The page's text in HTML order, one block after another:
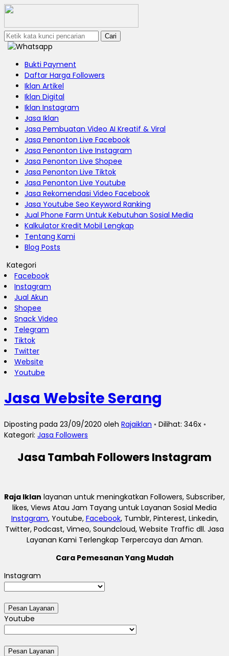
Cari
Bukti Payment
Daftar Harga Followers
Iklan Artikel
Iklan Digital
Iklan Instagram
Jasa Iklan
Jasa Pembuatan Video AI Kreatif & Viral
Jasa Penonton Live Facebook
Jasa Penonton Live Instagram
Jasa Penonton Live Shopee
Jasa Penonton Live Tiktok
Jasa Penonton Live Youtube
Jasa Rekomendasi Video Facebook
Jasa Youtube Seo Keyword Ranking
Jual Phone Farm Untuk Kebutuhan Sosial Media
Kalkulator Kredit Mobil Lengkap
Tentang Kami
Blog Posts
Kategori
Facebook
Instagram
Jual Akun
Shopee
Snack Video
Telegram
Tiktok
Twitter
Website
Youtube
Jasa Website Serang
Diposting pada 23/09/2020 oleh Rajaiklan ◦ Dilihat: 346x ◦
Kategori: Jasa Followers
Jasa Tambah Followers Instagram
Raja Iklan layanan untuk meningkatkan Followers, Subscriber,
likes, Views Atau Jam Tayang untuk Layanan Sosial Media
Instagram, Youtube, Facebook, Tumblr, Pinterest, Linkedin,
Twitter, Podcast, Vimeo, Soundcloud, Website Traffic dll. Jasa
Layanan Kami Terlengkap Terpercaya dan Aman.
Cara Pemesanan Yang Mudah
Instagram
Youtube